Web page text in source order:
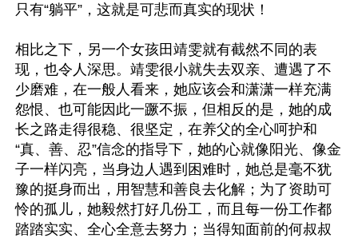
只有“躺平”，这就是可悲而真实的现状！
相比之下，另一个女孩田靖雯就有截然不同的表
现，也令人深思。靖雯很小就失去双亲、遭遇了不
少磨难，在一般人看来，她应该会和潇潇一样充满
怨恨、也可能因此一蹶不振，但相反的是，她的成
长之路走得很稳、很坚定，在养父的全心呵护和
“真、善、忍”信念的指导下，她的心就像阳光、像金
子一样闪亮，当身边人遇到困难时，她总是毫不犹
豫的挺身而出，用智慧和善良去化解；为了资助可
怜的孤儿，她毅然打好几份工，而且每一份工作都
踏踏实实、全心全意去努力；当得知面前的何叔叔